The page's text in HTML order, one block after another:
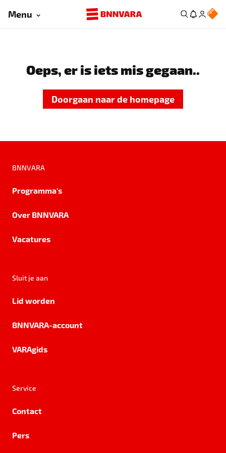
Menu
Oeps, er is iets mis gegaan..
Doorgaan naar de homepage
BNNVARA
Programma's
Over BNNVARA
Vacatures
Sluit je aan
Lid worden
BNNVARA-account
VARAgids
Service
Contact
Pers